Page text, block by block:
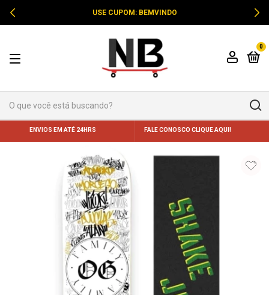
USE CUPOM: BEMVINDO
0
ENVIOS EM ATÉ 24HRS FALE CONOSCO CLIQUE AQUI!